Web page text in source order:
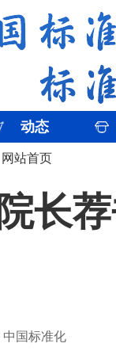
动态
网站首页
长
中国标准化